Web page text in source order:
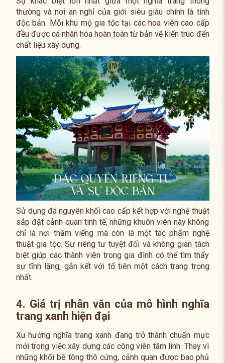
thường và nơi an nghỉ của giới siêu giàu chính là tính
độc bản. Mỗi khu mộ gia tộc tại các hoa viên cao cấp
đều được cá nhân hóa hoàn toàn từ bản vẽ kiến trúc đến
chất liệu xây dựng.
Sử dụng đá nguyên khối cao cấp kết hợp với nghệ thuật
sắp đặt cảnh quan tinh tế, những khuôn viên này không
chỉ là nơi thăm viếng mà còn là một tác phẩm nghệ
thuật gia tộc. Sự riêng tư tuyệt đối và không gian tách
biệt giúp các thành viên trong gia đình có thể tìm thấy
sự tĩnh lặng, gắn kết với tổ tiên một cách trang trọng
nhất.
4. Giá trị nhân văn của mô hình nghĩa
trang xanh hiện đại
Xu hướng nghĩa trang xanh đang trở thành chuẩn mực
mới trong việc xây dựng các công viên tâm linh. Thay vì
những khối bê tông thô cứng, cảnh quan được bao phủ